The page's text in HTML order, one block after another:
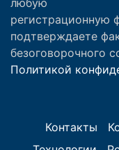
регистрационную
подтверждаете
безоговорочного
Политикой
Контакты